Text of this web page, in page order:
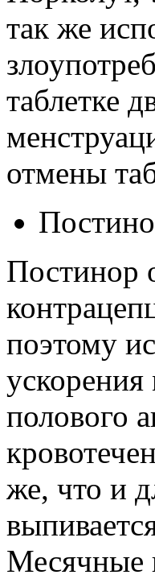
так же
таблетке
отмены
Постинор
поэтому
полового
же, что и
Месячные